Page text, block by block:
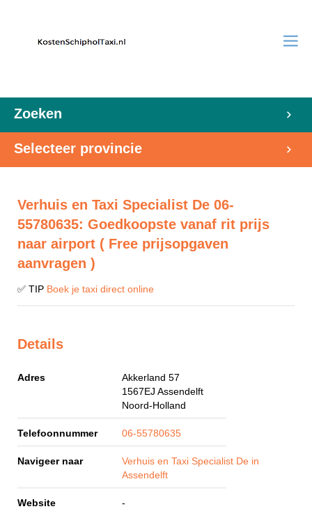
Zoeken
Selecteer provincie
Verhuis en Taxi Specialist De 06-
55780635: Goedkoopste vanaf rit prijs
naar airport ( Free prijsopgaven
aanvragen )
✅ TIP Boek je taxi direct online
Details
Adres
Akkerland 57
1567EJ Assendelft
Noord-Holland
Telefoonnummer 06-55780635
Navigeer naar
Verhuis en Taxi Specialist De in
Assendelft
Website -